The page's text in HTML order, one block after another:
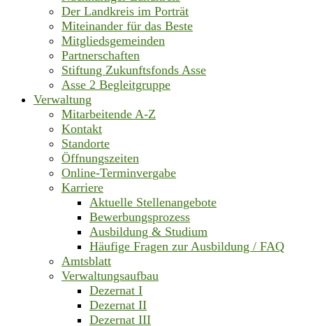
Der Landkreis im Porträt
Miteinander für das Beste
Mitgliedsgemeinden
Partnerschaften
Stiftung Zukunftsfonds Asse
Asse 2 Begleitgruppe
Verwaltung
Mitarbeitende A-Z
Kontakt
Standorte
Öffnungszeiten
Online-Terminvergabe
Karriere
Aktuelle Stellenangebote
Bewerbungsprozess
Ausbildung & Studium
Häufige Fragen zur Ausbildung / FAQ
Amtsblatt
Verwaltungsaufbau
Dezernat I
Dezernat II
Dezernat III